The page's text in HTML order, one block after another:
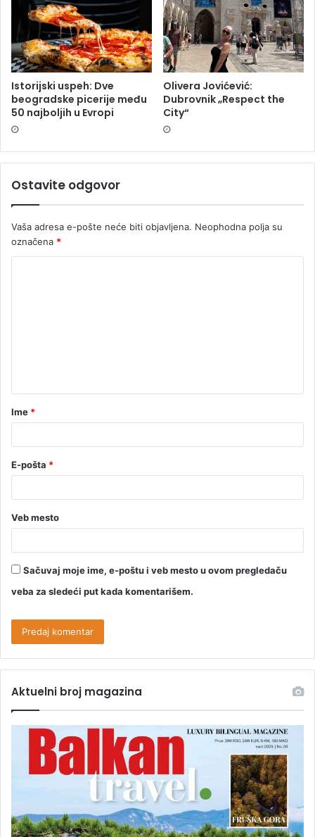
Istorijski uspeh: Dve
beogradske picerije među
50 najboljih u Evropi
Olivera Jovićević:
Dubrovnik „Respect the
City“
Ostavite odgovor
Vaša adresa e-pošte neće biti objavljena. Neophodna polja su
označena *
Ime *
E-pošta *
Veb mesto
Sačuvaj moje ime, e-poštu i veb mesto u ovom pregledaču
veba za sledeći put kada komentarišem.
Aktuelni broj magazina